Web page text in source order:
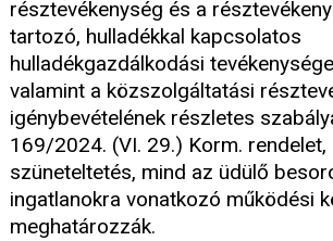
résztevékenység és a
tartozó, hulladékkal kapcsolatos
hulladékgazdálkodási
valamint a közszolgáltatási
igénybevételének részletes
169/2024. (VI. 29.) Korm. rendelet,
szüneteltetés, mind az üdülő
ingatlanokra vonatkozó működési
meghatározzák.